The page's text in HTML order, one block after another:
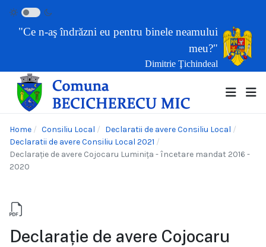
"Ce n-aş îndrăzni eu pentru binele neamului
meu?"
Dimitrie Ţichindeal
Home Consiliu Local
Declaratii de avere Consiliu Local
Declaratii de avere Consiliu Local 2021
Declarație de avere Cojocaru Luminița - încetare mandat 2016 -
2020
Declarație de avere Cojocaru